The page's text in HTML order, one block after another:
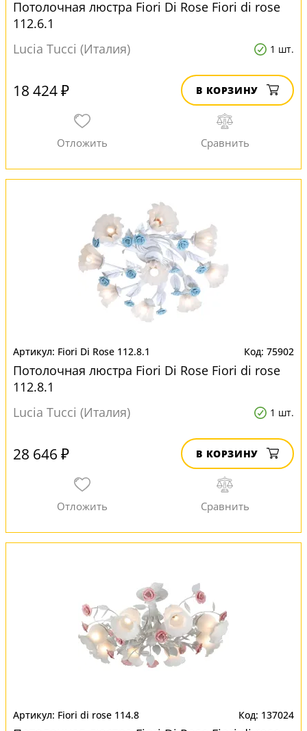
Потолочная люстра Fiori Di Rose Fiori di rose
112.6.1
Lucia Tucci (Италия)
1 шт.
18 424 ₽ В КОРЗИНУ
Fiori Di Rose 112.8.1 75902
Потолочная люстра Fiori Di Rose Fiori di rose
112.8.1
Lucia Tucci (Италия)
1 шт.
28 646 ₽ В КОРЗИНУ
Fiori di rose 114.8 137024